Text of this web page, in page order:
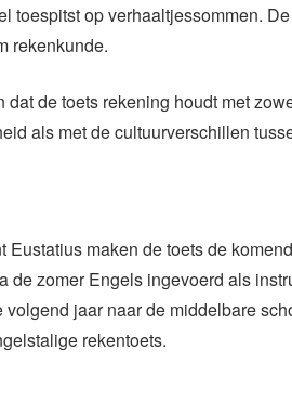
toespitst op verhaaltjessommen.
rekenkunde.
de toets rekening houdt met
als met de cultuurverschillen
maken de toets de
de zomer Engels ingevoerd als
jaar naar de middelbare
rekentoets.